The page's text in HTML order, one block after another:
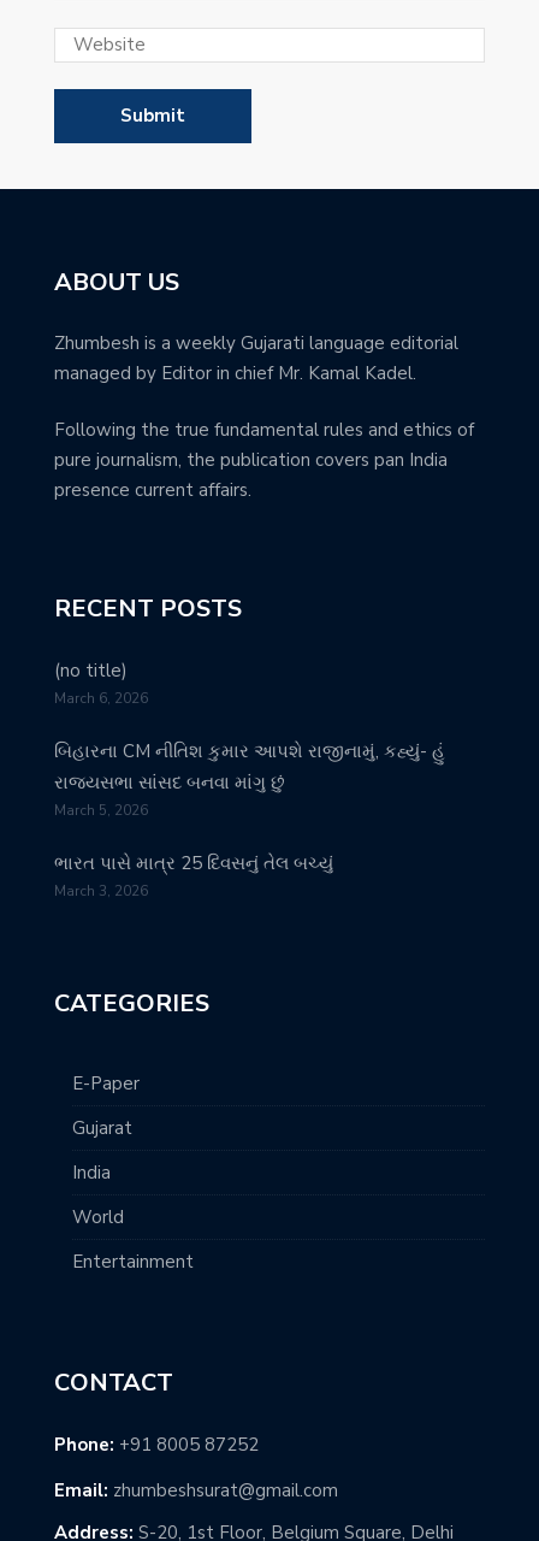
ABOUT US
Zhumbesh is a weekly Gujarati language editorial
managed by Editor in chief Mr. Kamal Kadel.
Following the true fundamental rules and ethics of
pure journalism, the publication covers pan India
presence current affairs.
RECENT POSTS
(no title)
March 6, 2026
બિહારના CM નીતિશ કુમાર આપશે રાજીનામું, કહ્યું- હું
રાજ્યસભા સાંસદ બનવા માંગુ છું
March 5, 2026
ભારત પાસે માત્ર 25 દિવસનું તેલ બચ્યું
March 3, 2026
CATEGORIES
E-Paper
Gujarat
India
World
Entertainment
CONTACT
Phone: +91 8005 87252
Email: zhumbeshsurat@gmail.com
Address: S-20, 1st Floor, Belgium Square, Delhi